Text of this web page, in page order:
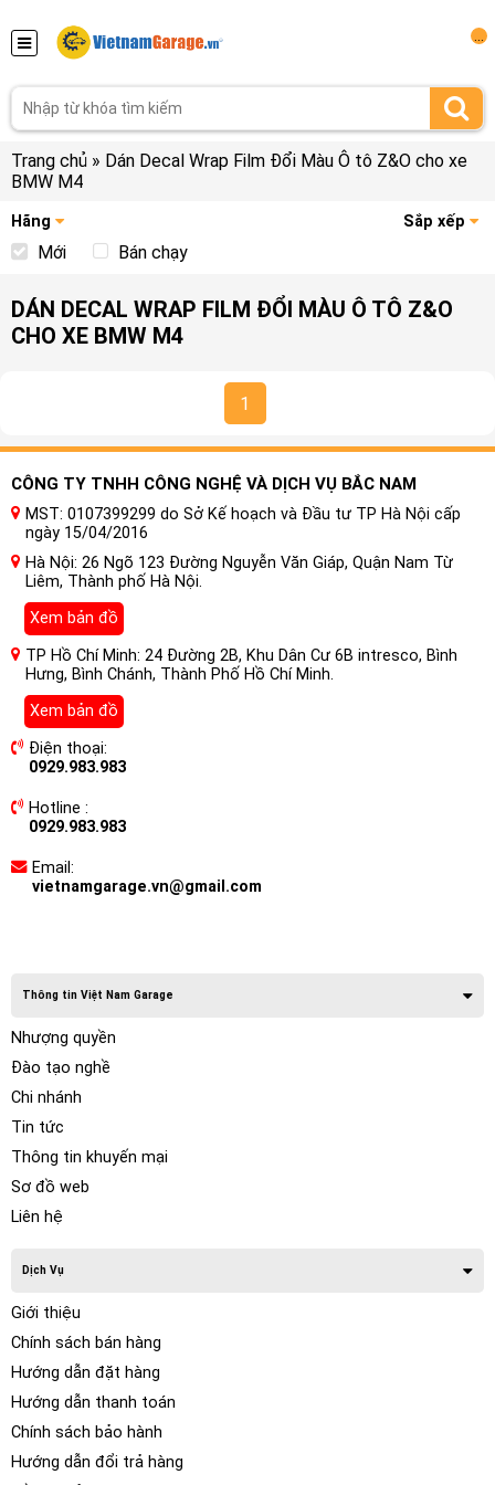
Trang chủ » Dán Decal Wrap Film Đổi Màu Ô tô Z&O cho xe
BMW M4
Hãng Sắp xếp
Mới Bán chạy
DÁN DECAL WRAP FILM ĐỔI MÀU Ô TÔ Z&O
CHO XE BMW M4
1
CÔNG TY TNHH CÔNG NGHỆ VÀ DỊCH VỤ BẮC NAM
MST: 0107399299 do Sở Kế hoạch và Đầu tư TP Hà Nội cấp
ngày 15/04/2016
Hà Nội: 26 Ngõ 123 Đường Nguyễn Văn Giáp, Quận Nam Từ
Liêm, Thành phố Hà Nội.
Xem bản đồ
TP Hồ Chí Minh: 24 Đường 2B, Khu Dân Cư 6B intresco, Bình
Hưng, Bình Chánh, Thành Phố Hồ Chí Minh.
Xem bản đồ
Điện thoại:
0929.983.983
Hotline :
0929.983.983
Email:
vietnamgarage.vn@gmail.com
Thông tin Việt Nam Garage
Nhượng quyền
Đào tạo nghề
Chi nhánh
Tin tức
Thông tin khuyến mại
Sơ đồ web
Liên hệ
Dịch Vụ
Giới thiệu
Chính sách bán hàng
Hướng dẫn đặt hàng
Hướng dẫn thanh toán
Chính sách bảo hành
Hướng dẫn đổi trả hàng